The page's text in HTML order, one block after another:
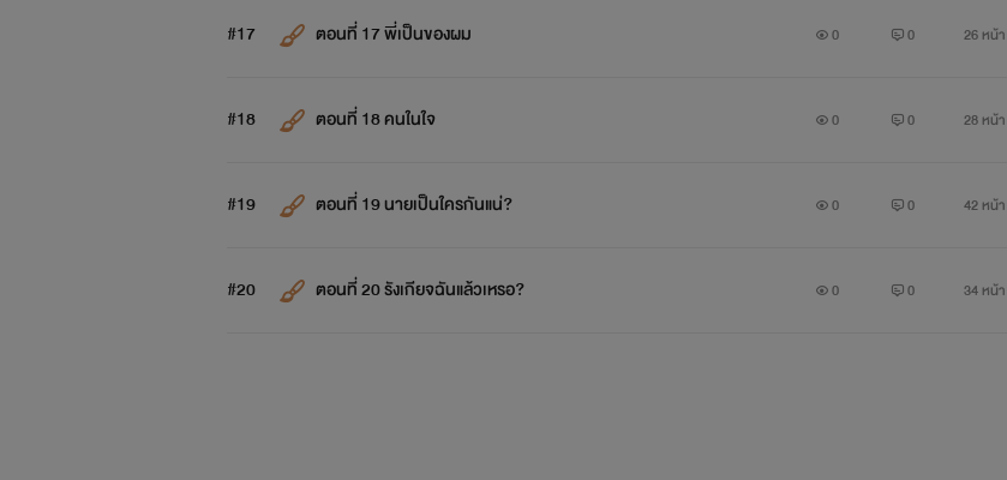
#17 ตอนที่ 17 พี่เป็นของผม 0 0 26 หน้า
#18 ตอนที่ 18 คนในใจ 0 0 28 หน้า
#19 ตอนที่ 19 นายเป็นใครกันแน่? 0 0 42 หน้า
#20 ตอนที่ 20 รังเกียจฉันแล้วเหรอ? 0 0 34 หน้า